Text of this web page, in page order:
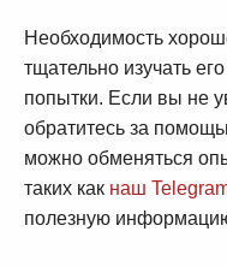
Необходимость
тщательно изучать
попытки. Если вы не
обратитесь за
можно обменяться
таких как наш
полезную